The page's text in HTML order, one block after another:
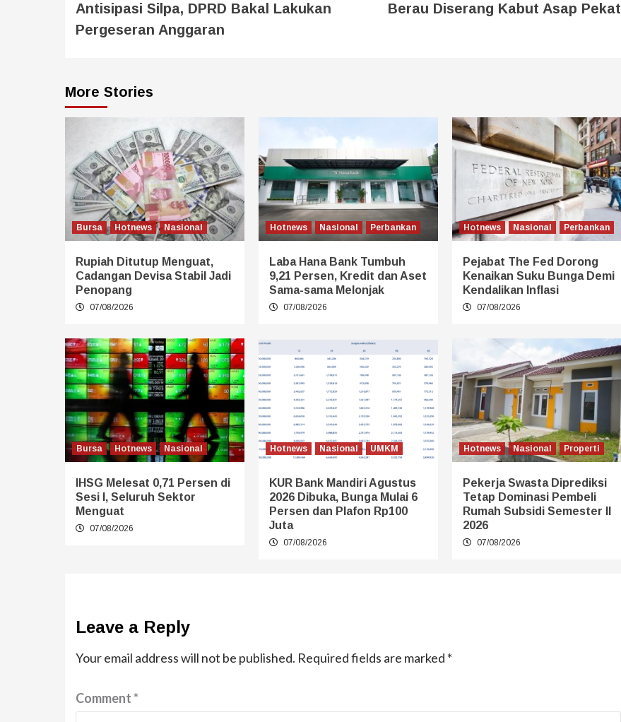
Antisipasi Silpa, DPRD Bakal Lakukan
Pergeseran Anggaran
Berau Diserang Kabut Asap Pekat
More Stories
Bursa Hotnews Nasional
Rupiah Ditutup Menguat,
Cadangan Devisa Stabil Jadi
Penopang
07/08/2026
Hotnews Nasional Perbankan
Laba Hana Bank Tumbuh
9,21 Persen, Kredit dan Aset
Sama-sama Melonjak
07/08/2026
Hotnews Nasional Perbankan
Pejabat The Fed Dorong
Kenaikan Suku Bunga Demi
Kendalikan Inflasi
07/08/2026
Bursa Hotnews Nasional
IHSG Melesat 0,71 Persen di
Sesi I, Seluruh Sektor
Menguat
07/08/2026
Hotnews Nasional UMKM
KUR Bank Mandiri Agustus
2026 Dibuka, Bunga Mulai 6
Persen dan Plafon Rp100
Juta
07/08/2026
Hotnews Nasional Properti
Pekerja Swasta Diprediksi
Tetap Dominasi Pembeli
Rumah Subsidi Semester II
2026
07/08/2026
Leave a Reply
Your email address will not be published. Required fields are marked *
Comment*